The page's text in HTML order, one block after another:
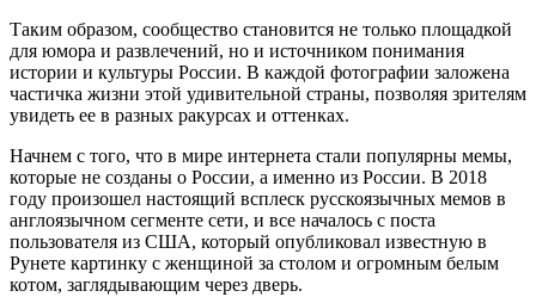
Таким образом, сообщество становится не только площадкой
для юмора и развлечений, но и источником понимания
истории и культуры России. В каждой фотографии заложена
частичка жизни этой удивительной страны, позволяя зрителям
увидеть ее в разных ракурсах и оттенках.
Начнем с того, что в мире интернета стали популярны мемы,
которые не созданы о России, а именно из России. В 2018
году произошел настоящий всплеск русскоязычных мемов в
англоязычном сегменте сети, и все началось с поста
пользователя из США, который опубликовал известную в
Рунете картинку с женщиной за столом и огромным белым
котом, заглядывающим через дверь.